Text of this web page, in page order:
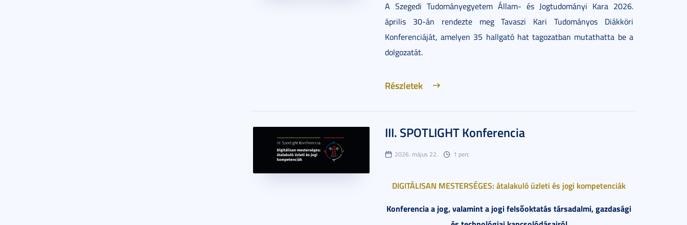
A Szegedi Tudományegyetem Állam- és Jogtudományi Kara 2026.
április 30-án rendezte meg Tavaszi Kari Tudományos Diákköri
Konferenciáját, amelyen 35 hallgató hat tagozatban mutathatta be a
dolgozatát.
Részletek
III. SPOTLIGHT Konferencia
2026. május 22. 1 perc
DIGITÁLISAN MESTERSÉGES: átalakuló üzleti és jogi kompetenciák
Konferencia a jog, valamint a jogi felsőoktatás társadalmi, gazdasági